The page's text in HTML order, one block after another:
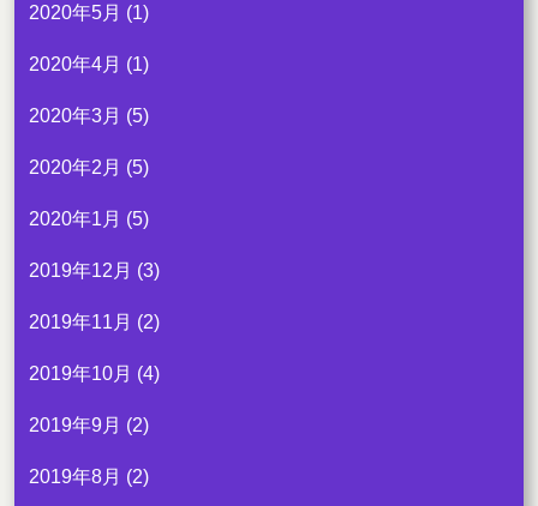
2020年5月 (1)
2020年4月 (1)
2020年3月 (5)
2020年2月 (5)
2020年1月 (5)
2019年12月 (3)
2019年11月 (2)
2019年10月 (4)
2019年9月 (2)
2019年8月 (2)